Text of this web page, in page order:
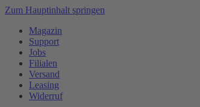
Zum Hauptinhalt springen
Magazin
Support
Jobs
Filialen
Versand
Leasing
Widerruf